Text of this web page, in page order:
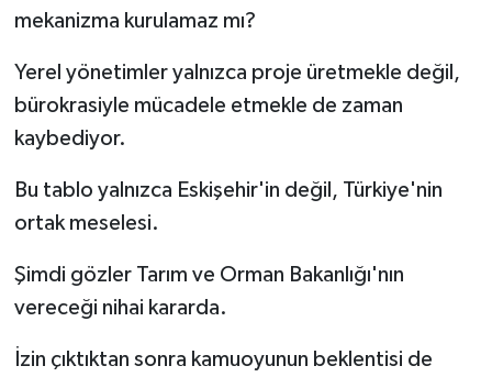
mekanizma kurulamaz mı?
Yerel yönetimler yalnızca proje üretmekle değil,
bürokrasiyle mücadele etmekle de zaman
kaybediyor.
Bu tablo yalnızca Eskişehir'in değil, Türkiye'nin
ortak meselesi.
Şimdi gözler Tarım ve Orman Bakanlığı'nın
vereceği nihai kararda.
İzin çıktıktan sonra kamuoyunun beklentisi de